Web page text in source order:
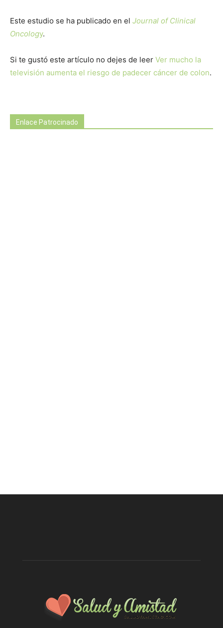
Este estudio se ha publicado en el Journal of Clinical
Oncology.
Si te gustó este artículo no dejes de leer Ver mucho la
televisión aumenta el riesgo de padecer cáncer de colon.
Enlace Patrocinado